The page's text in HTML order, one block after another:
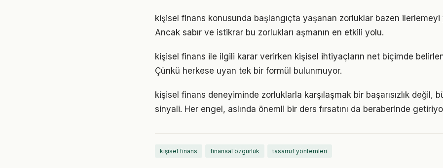
kişisel finans konusunda başlangıçta yaşanan zorluklar bazen
Ancak sabır ve istikrar bu zorlukları aşmanın en etkili yolu.
kişisel finans ile ilgili karar verirken kişisel ihtiyaçların net biçimde
Çünkü herkese uyan tek bir formül bulunmuyor.
kişisel finans deneyiminde zorluklarla karşılaşmak bir başarısızlık değil,
sinyali. Her engel, aslında önemli bir ders fırsatını da beraberinde
kişisel finans finansal özgürlük tasarruf yöntemleri